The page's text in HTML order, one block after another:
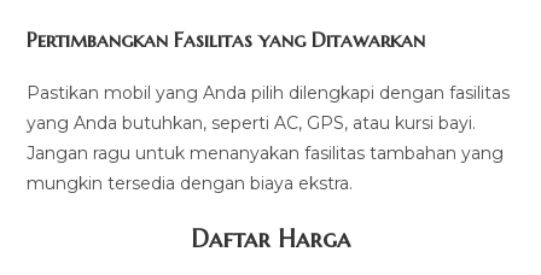
Pertimbangkan Fasilitas yang Ditawarkan
Pastikan mobil yang Anda pilih dilengkapi dengan fasilitas
yang Anda butuhkan, seperti AC, GPS, atau kursi bayi.
Jangan ragu untuk menanyakan fasilitas tambahan yang
mungkin tersedia dengan biaya ekstra.
Daftar Harga